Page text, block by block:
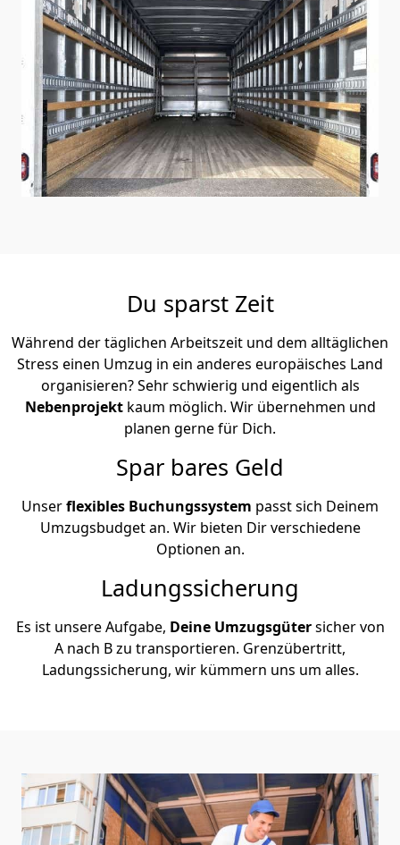
Du sparst Zeit
Während der täglichen Arbeitszeit und dem alltäglichen
Stress einen Umzug in ein anderes europäisches Land
organisieren? Sehr schwierig und eigentlich als
Nebenprojekt kaum möglich. Wir übernehmen und
planen gerne für Dich.
Spar bares Geld
Unserflexibles Buchungssystem passt sich Deinem
Umzugsbudget an. Wir bieten Dir verschiedene
Optionen an.
Ladungssicherung
Es ist unsere Aufgabe, Deine Umzugsgütersicher von
A nach B zu transportieren. Grenzübertritt,
Ladungssicherung, wir kümmern uns um alles.